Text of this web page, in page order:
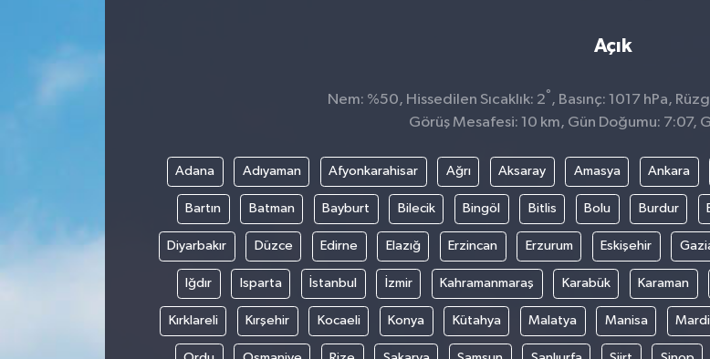
Açık
Nem: %50, Hissedilen Sıcaklık: 2° , Basınç: 1017 hPa,
Görüş Mesafesi: 10 km, Gün Doğumu: 7:07,
Adana Adıyaman Afyonkarahisar Ağrı Aksaray Amasya Ankara
Bartın Batman Bayburt Bilecik Bingöl Bitlis Bolu Burdur
Diyarbakır Düzce Edirne Elazığ Erzincan Erzurum Eskişehir
Iğdır Isparta İstanbul İzmir Kahramanmaraş Karabük Karaman
Kırklareli Kırşehir Kocaeli Konya Kütahya Malatya Manisa